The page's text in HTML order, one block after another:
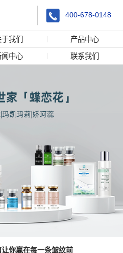
400-678-0148
我们 产品中心
闻中心 联系我们
你赢在每一条皱纹前